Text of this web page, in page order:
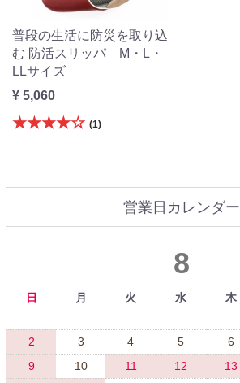
普段の生活に防災を取り込
む 防活スリッパ M・L・
LLサイズ
¥ 5,060
★★★★☆ (1)
営業日カレンダー
8
日 月 火 水 木
2
3 4 5 6
9
10 11 12 13